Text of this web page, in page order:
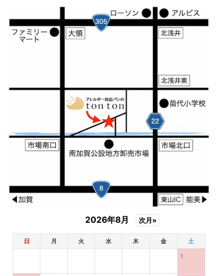
2026年8月 次月»
日 月 火 水 木 金 土
1